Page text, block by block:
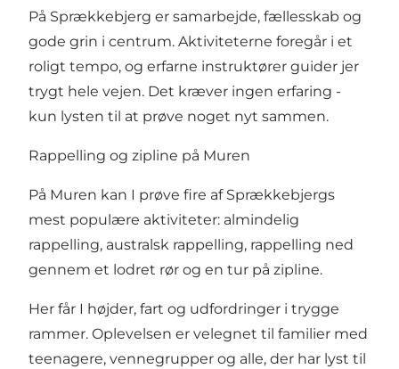
På Sprækkebjerg er samarbejde, fællesskab og
gode grin i centrum. Aktiviteterne foregår i et
roligt tempo, og erfarne instruktører guider jer
trygt hele vejen. Det kræver ingen erfaring -
kun lysten til at prøve noget nyt sammen.
Rappelling og zipline på Muren
På Muren kan I prøve fire af Sprækkebjergs
mest populære aktiviteter: almindelig
rappelling, australsk rappelling, rappelling ned
gennem et lodret rør og en tur på zipline.
Her får I højder, fart og udfordringer i trygge
rammer. Oplevelsen er velegnet til familier med
teenagere, vennegrupper og alle, der har lyst til